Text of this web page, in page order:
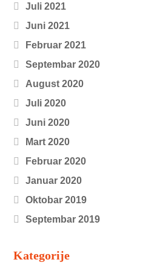
Juli 2021
Juni 2021
Februar 2021
Septembar 2020
August 2020
Juli 2020
Juni 2020
Mart 2020
Februar 2020
Januar 2020
Oktobar 2019
Septembar 2019
Kategorije